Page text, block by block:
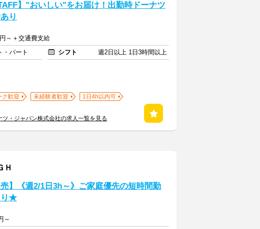
】"おいしい"をお届け！出勤時ドーナツ
り
～＋交通費支給
・パート シフト
週2日以上 1日3時間以上
ク歓迎 未経験者歓迎
1日4h以内可
・ジャパン株式会社の求人一覧を見る
Ｈ
売】《週2/1日3h～》ご家庭優先の短時間勤
り★
～